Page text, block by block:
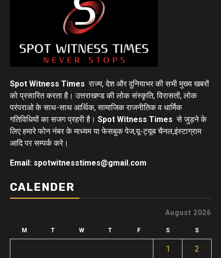
Spot Witness Times राज्य, देश और दुनियाभर की सभी मुख्य खबरों
को प्रसारित करता है। उत्तराखण्ड की लोक संस्कृति, विरासतों, लोक
परंपराओ के साथ-साथ आर्थिक, सामाजिक राजनीतिक व धार्मिक
गतिविधियों का सजग प्रहरी है। Spot Witness Times से जुड़ने के
लिए हमारे फोन नंबर के माध्यम या फेसबुक पेज,यू-ट्यूब चैनल,इंस्टाग्राम
आदि पर सम्पर्क करे।
Email: spotwitnesstimes@gmail.com
CALENDER
August 2026
M T W T F S S
1 2